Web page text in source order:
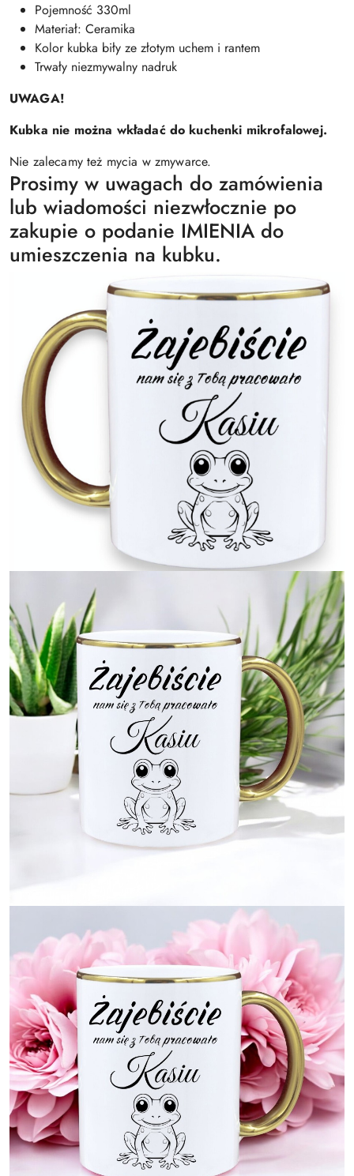
Pojemność 330ml
Materiał: Ceramika
Kolor kubka biły ze złotym uchem i rantem
Trwały niezmywalny nadruk
UWAGA!
Kubka nie można wkładać do kuchenki mikrofalowej.
Nie zalecamy też mycia w zmywarce.
Prosimy w uwagach do zamówienia
lub wiadomości niezwłocznie po
zakupie o podanie IMIENIA do
umieszczenia na kubku.